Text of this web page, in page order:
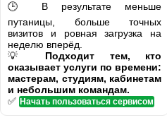
🕒 В результате меньше
путаницы, больше точных
визитов и ровная загрузка на
неделю вперёд.
💡 Подходит тем, кто
оказывает услуги по времени:
мастерам, студиям, кабинетам
и небольшим командам.
✅ Начать пользоваться сервисом